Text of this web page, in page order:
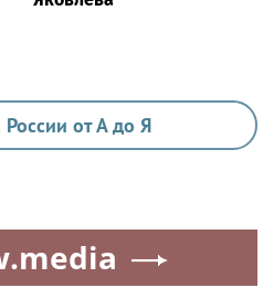
богатства на